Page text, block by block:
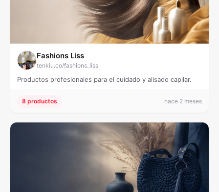
Fashions Liss
tenkiu.co/fashions_liss
Productos profesionales para el cuidado y alisado capilar.
8 productos hace 2 meses